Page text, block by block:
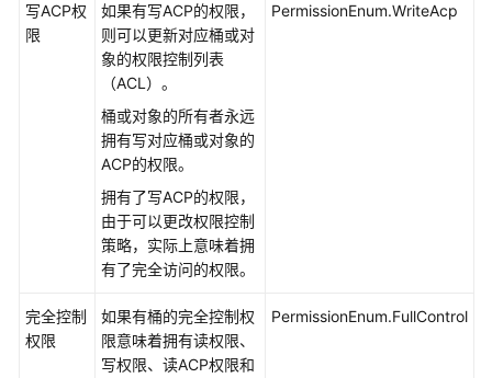
SDK
参
Python
C
写ACP权
限
如果有写ACP的权限，
则可以更新对应桶或对
象的权限控制列表
（ACL）。
桶或对象的所有者永远
拥有写对应桶或对象的
ACP的权限。
拥有了写ACP的权限，
由于可以更改权限控制
策略，实际上意味着拥
有了完全访问的权限。
PermissionEnum.WriteAcp
完全控制
权限
如果有桶的完全控制权
限意味着拥有读权限、
写权限、读ACP权限和
PermissionEnum.FullControl